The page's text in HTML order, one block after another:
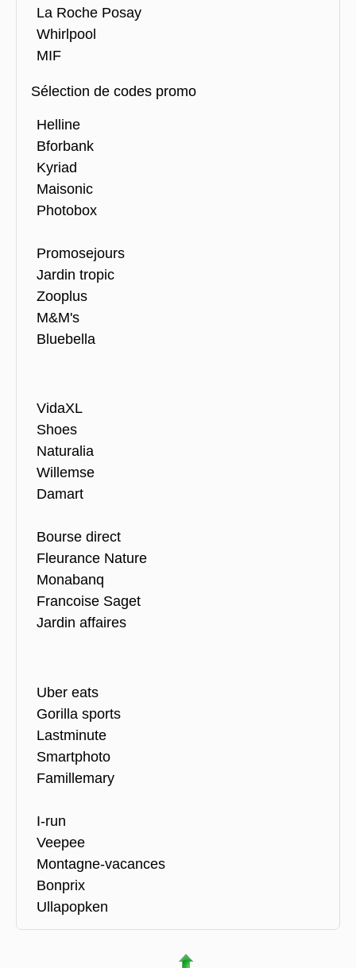
La Roche Posay
Whirlpool
MIF
Sélection de codes promo
Helline
Bforbank
Kyriad
Maisonic
Photobox
Promosejours
Jardin tropic
Zooplus
M&M's
Bluebella
VidaXL
Shoes
Naturalia
Willemse
Damart
Bourse direct
Fleurance Nature
Monabanq
Francoise Saget
Jardin affaires
Uber eats
Gorilla sports
Lastminute
Smartphoto
Famillemary
I-run
Veepee
Montagne-vacances
Bonprix
Ullapopken